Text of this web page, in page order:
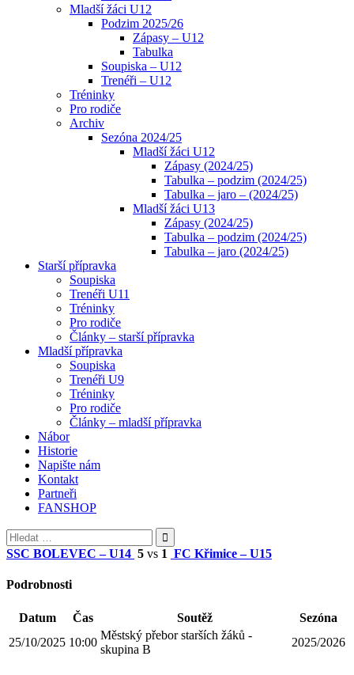
Mladší žáci U12
Podzim 2025/26
Zápasy – U12
Tabulka
Soupiska – U12
Trenéři – U12
Tréninky
Pro rodiče
Archiv
Sezóna 2024/25
Mladší žáci U12
Zápasy (2024/25)
Tabulka – podzim (2024/25)
Tabulka – jaro – (2024/25)
Mladší žáci U13
Zápasy (2024/25)
Tabulka – podzim (2024/25)
Tabulka – jaro (2024/25)
Starší přípravka
Soupiska
Trenéři U11
Tréninky
Pro rodiče
Články – starší přípravka
Mladší přípravka
Soupiska
Trenéři U9
Tréninky
Pro rodiče
Články – mladší přípravka
Nábor
Historie
Napište nám
Kontakt
Partneři
FANSHOP
Vyhledávání
SSC BOLEVEC – U14 5 vs 1 FC Křimice – U15
Podrobnosti
Datum Čas Soutěž
Sezóna
25/10/2025 10:00
Městský přebor starších žáků -
skupina B
2025/2026